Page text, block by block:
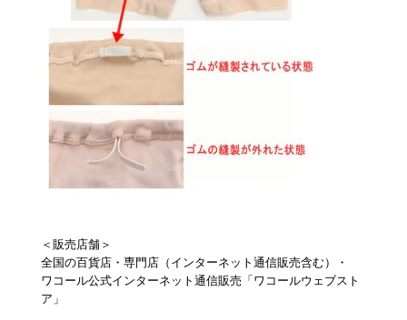
＜販売店舗＞
全国の百貨店・専門店（インターネット通信販売含む）・
ワコール公式インターネット通信販売「ワコールウェブスト
ア」